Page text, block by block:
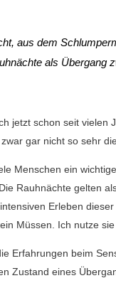
aus dem
als Übergang
jetzt schon seit vielen
gar nicht so sehr
Menschen ein
Rauhnächte gelten
Erleben
Müssen. Ich nutze
Erfahrungen beim
Zustand eines